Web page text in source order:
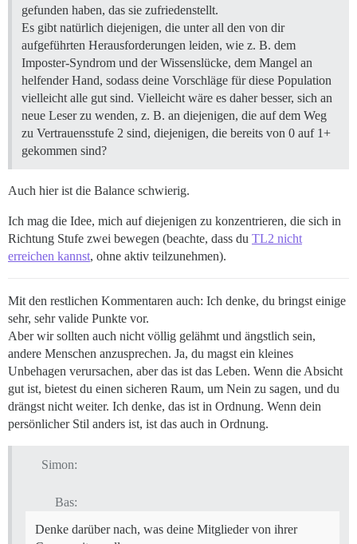
gefunden haben, das sie zufriedenstellt.
Es gibt natürlich diejenigen, die unter all den von dir
aufgeführten Herausforderungen leiden, wie z. B. dem
Imposter-Syndrom und der Wissenslücke, dem Mangel an
helfender Hand, sodass deine Vorschläge für diese Population
vielleicht alle gut sind. Vielleicht wäre es daher besser, sich an
neue Leser zu wenden, z. B. an diejenigen, die auf dem Weg
zu Vertrauensstufe 2 sind, diejenigen, die bereits von 0 auf 1+
gekommen sind?
Auch hier ist die Balance schwierig.
Ich mag die Idee, mich auf diejenigen zu konzentrieren, die sich in
Richtung Stufe zwei bewegen (beachte, dass du TL2 nicht
erreichen kannst, ohne aktiv teilzunehmen).
Mit den restlichen Kommentaren auch: Ich denke, du bringst einige
sehr, sehr valide Punkte vor.
Aber wir sollten auch nicht völlig gelähmt und ängstlich sein,
andere Menschen anzusprechen. Ja, du magst ein kleines
Unbehagen verursachen, aber das ist das Leben. Wenn die Absicht
gut ist, bietest du einen sicheren Raum, um Nein zu sagen, und du
drängst nicht weiter. Ich denke, das ist in Ordnung. Wenn dein
persönlicher Stil anders ist, ist das auch in Ordnung.
Simon:
Bas:
Denke darüber nach, was deine Mitglieder von ihrer